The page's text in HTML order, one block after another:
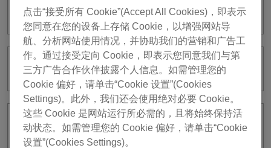
使用未经AlphaTheta授权的第三方工具
请讲解一下版本6的rekordbox中的新库。
我的版本6的rekordbox库与版本5（或更
早版本）的库同步吗？
点击“接受所有 Cookie”(Accept All Cookies)，即表示
您同意在您的设备上存储 Cookie，以增强网站导
航、分析网站使用情况，并协助我们的营销和广告工
作。通过接受定向 Cookie，即表示您同意我们与第
三方广告合作伙伴披露个人信息。如需管理您的
Cookie 偏好，请单击“Cookie 设置”(Cookies
Settings)。此外，我们还会使用绝对必要 Cookie。
这些 Cookie 是网站运行所必需的，且将始终保持活
动状态。如需管理您的 Cookie 偏好，请单击“Cookie
设置”(Cookies Settings)。